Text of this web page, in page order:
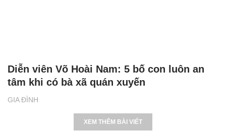
GIA ĐÌNH
Diễn viên Võ Hoài Nam: 5 bố con luôn an
tâm khi có bà xã quán xuyến
XEM THÊM BÀI VIẾT